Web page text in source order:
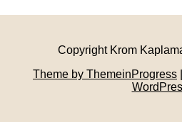
Copyright Krom
Theme by ThemeinProgress